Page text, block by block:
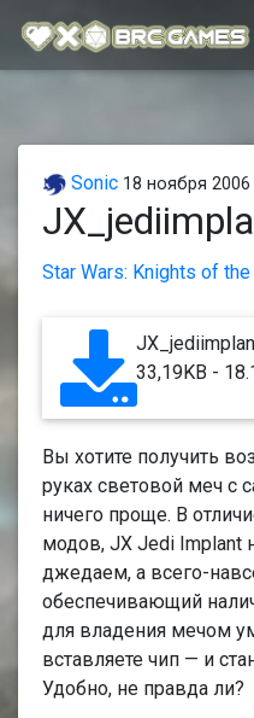
Sonic 18 ноября 2006
Star Wars: Knights of
33,19KB -
Вы хотите получить
руках световой меч с
ничего проще. В
модов, JX Jedi Implant
джедаем, а всего-
обеспечивающий
для владения мечом
вставляете чип — и
Удобно, не правда ли?